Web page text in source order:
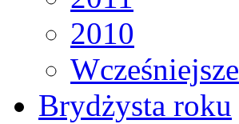
2010
Wcześniejsze
Brydżysta roku